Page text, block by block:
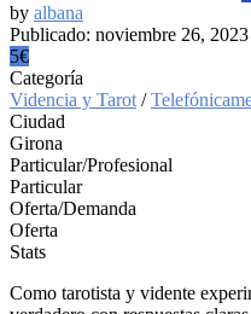
by albana
Publicado: noviembre 26, 2023
5€
Categoría
Videncia y Tarot /
Ciudad
Girona
Particular/Profesional
Particular
Oferta/Demanda
Oferta
Stats
Como tarotista y vidente